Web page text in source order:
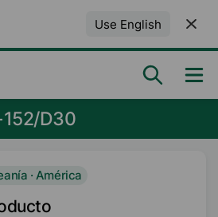
Use English
D30
· América